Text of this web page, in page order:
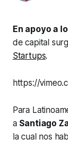
En apoyo a
de capital
Startups.
https://
Para
a Santiago
la cual nos